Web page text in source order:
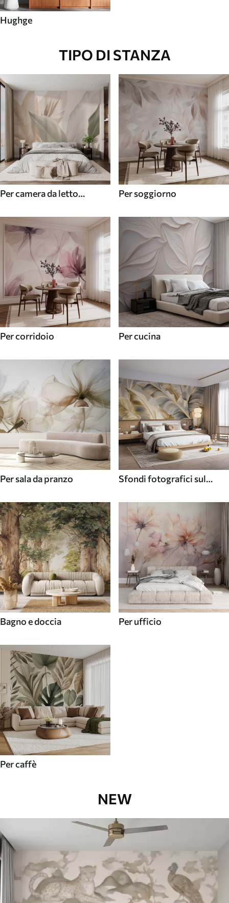
Hughge
TIPO DI STANZA
Per camera da letto
Per soggiorno
Per corridoio Per cucina
Per sala da pranzo
Sfondi fotografici sul
Bagno e doccia Per ufficio
Per caffè
NEW